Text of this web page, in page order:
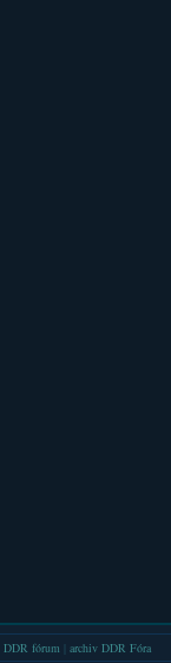
DDR fórum archiv DDR Fóra